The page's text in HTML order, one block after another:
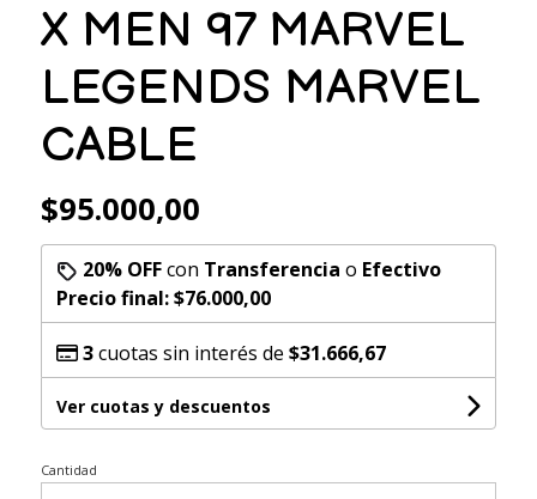
X MEN 97 MARVEL
LEGENDS MARVEL
CABLE
$95.000,00
20% OFFcon Transferencia o Efectivo
Precio final:$76.000,00
3cuotas sin interés de $31.666,67
Ver cuotas y descuentos
Cantidad